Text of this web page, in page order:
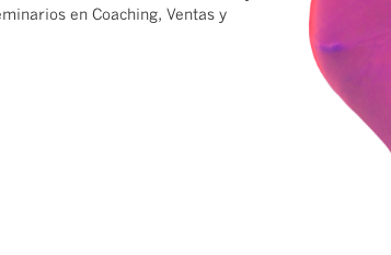
en Coaching, Ventas y